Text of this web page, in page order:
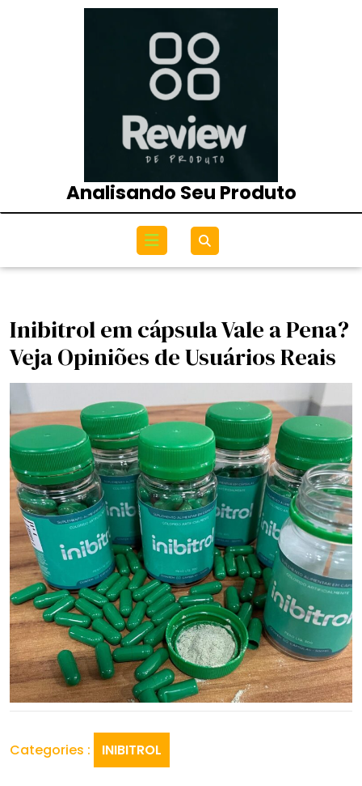
Analisando Seu Produto
Open
Menu
Inibitrol em cápsula Vale a Pena?
Veja Opiniões de Usuários Reais
Categories : INIBITROL